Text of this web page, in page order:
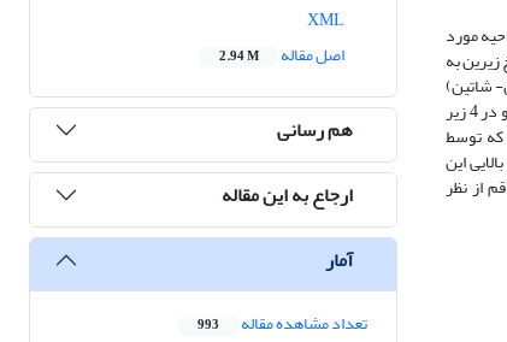
گسترش یافته‌اند. 4 عضو‌سازند قم در ناحیه مورد
به
شاتین)
تعیین شده است. بررسی سنگ‌نگاری رسوبات ناحیه مورد مطالعه منجر به شناسایی 12 ریزرخساره کربناتی و 1 رخساره ماسه‌سنگی شده‌که احتمالاً در یک رمپ هموکلینال و در 4 زیر
8 سکانس رسوبی رده سوم شد که توسط
این
از نظر
اصل مقاله
2.94 M
هم رسانی
ارجاع به این مقاله
آمار
تعداد مشاهده مقاله 993